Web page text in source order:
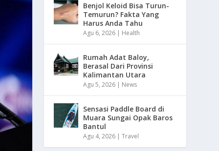
Benjol Keloid Bisa Turun-
Temurun? Fakta Yang
Harus Anda Tahu
Agu 6, 2026 | Health
Rumah Adat Baloy,
Berasal Dari Provinsi
Kalimantan Utara
Agu 5, 2026 | News
Sensasi Paddle Board di
Muara Sungai Opak Baros
Bantul
Agu 4, 2026 |Travel